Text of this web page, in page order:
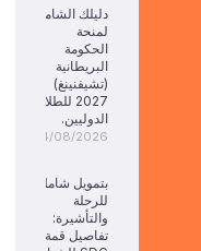
دليلك الشامل
لمنحة
الحكومة
البريطانية
(تشيفنينغ)
2027 للطلاب
الدوليين.
04/08/2026
بتمويل شامل
للرحلة
والتأشيرة:
تفاصيل قمة